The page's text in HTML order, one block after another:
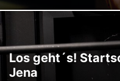
Los geht´s!
Jena